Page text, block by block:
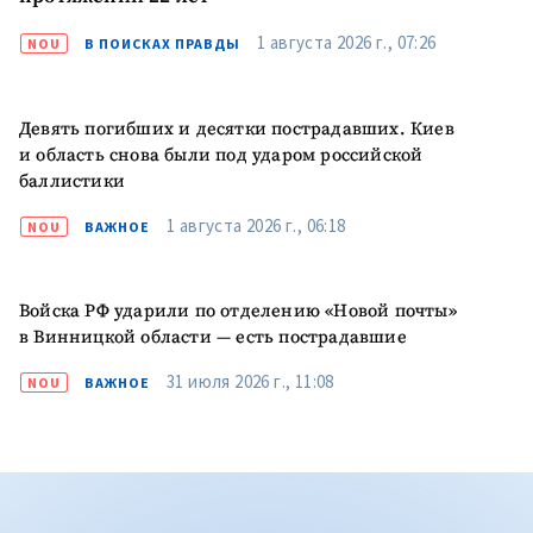
NOU В ПОИСКАХ ПРАВДЫ 1 августа 2026 г., 07:26
Девять погибших и десятки пострадавших. Киев
и область снова были под ударом российской
баллистики
NOU ВАЖНОЕ 1 августа 2026 г., 06:18
Войска РФ ударили по отделению «Новой почты»
в Винницкой области — есть пострадавшие
NOU ВАЖНОЕ 31 июля 2026 г., 11:08